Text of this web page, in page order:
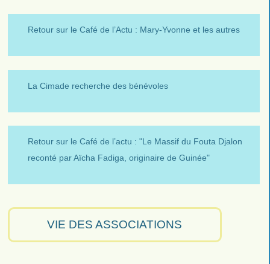
Retour sur le Café de l’Actu : Mary-Yvonne et les autres
La Cimade recherche des bénévoles
Retour sur le Café de l’actu : "Le Massif du Fouta Djalon
reconté par Aïcha Fadiga, originaire de Guinée"
VIE DES ASSOCIATIONS